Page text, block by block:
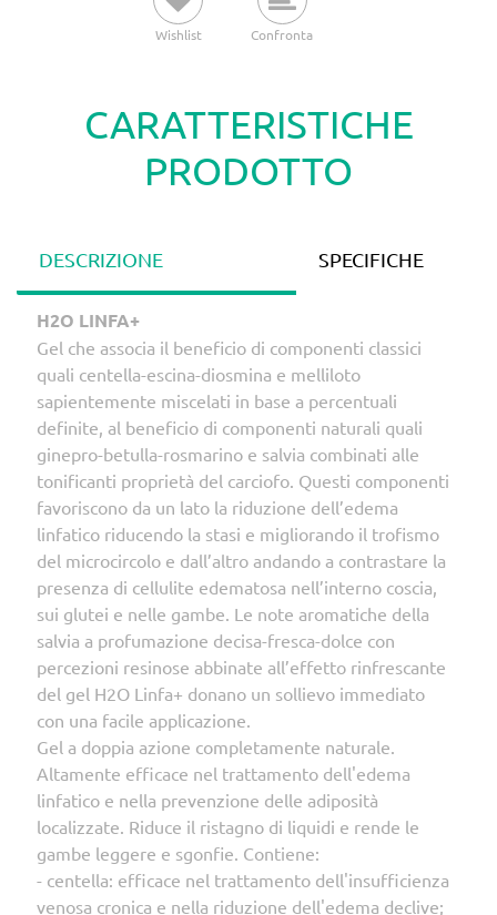
Wishlist Confronta
CARATTERISTICHE
PRODOTTO
DESCRIZIONE SPECIFICHE
H2O LINFA+
Gel che associa il beneficio di componenti classici
quali centella-escina-diosmina e melliloto
sapientemente miscelati in base a percentuali
definite, al beneficio di componenti naturali quali
ginepro-betulla-rosmarino e salvia combinati alle
tonificanti proprietà del carciofo. Questi componenti
favoriscono da un lato la riduzione dell’edema
linfatico riducendo la stasi e migliorando il trofismo
del microcircolo e dall’altro andando a contrastare la
presenza di cellulite edematosa nell’interno coscia,
sui glutei e nelle gambe. Le note aromatiche della
salvia a profumazione decisa-fresca-dolce con
percezioni resinose abbinate all’effetto rinfrescante
del gel H2O Linfa+ donano un sollievo immediato
con una facile applicazione.
Gel a doppia azione completamente naturale.
Altamente efficace nel trattamento dell'edema
linfatico e nella prevenzione delle adiposità
localizzate. Riduce il ristagno di liquidi e rende le
gambe leggere e sgonfie. Contiene:
- centella: efficace nel trattamento dell'insufficienza
venosa cronica e nella riduzione dell'edema declive;